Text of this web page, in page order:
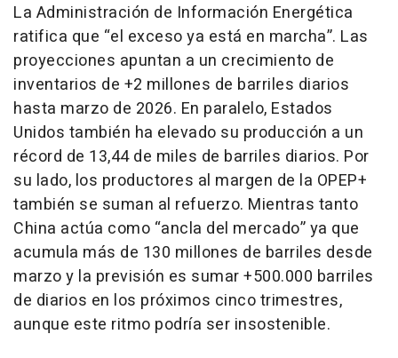
La Administración de Información Energética
ratifica que “el exceso ya está en marcha”. Las
proyecciones apuntan a un crecimiento de
inventarios de +2 millones de barriles diarios
hasta marzo de 2026. En paralelo, Estados
Unidos también ha elevado su producción a un
récord de 13,44 de miles de barriles diarios. Por
su lado, los productores al margen de la OPEP+
también se suman al refuerzo. Mientras tanto
China actúa como “ancla del mercado” ya que
acumula más de 130 millones de barriles desde
marzo y la previsión es sumar +500.000 barriles
de diarios en los próximos cinco trimestres,
aunque este ritmo podría ser insostenible.